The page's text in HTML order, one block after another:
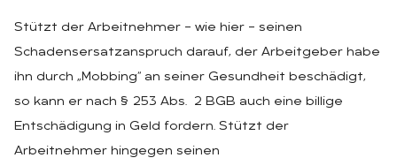
Stützt der Arbeitnehmer – wie hier – seinen
Schadensersatzanspruch darauf, der Arbeitgeber habe
ihn durch „Mobbing“ an seiner Gesundheit beschädigt,
so kann er nach § 253 Abs. 2 BGB auch eine billige
Entschädigung in Geld fordern. Stützt der
Arbeitnehmer hingegen seinen